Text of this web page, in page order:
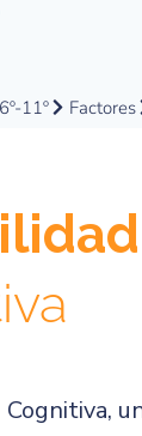
11º Factores